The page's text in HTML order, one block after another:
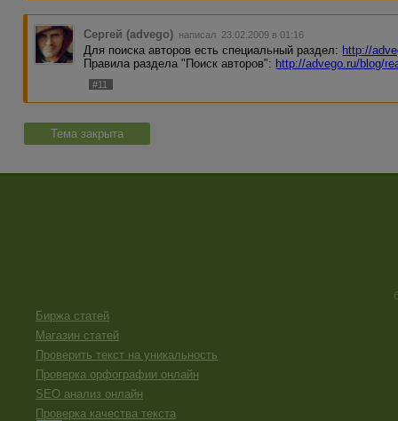
Сергей (advego) написал 23.02.2009 в 01:16
Для поиска авторов есть специальный раздел: http://
Правила раздела "Поиск авторов": http://advego.ru/blog/
#11
Тема закрыта
Биржа статей
Магазин статей
Проверить текст на уникальность
Проверка орфографии онлайн
SEO анализ онлайн
Проверка качества текста